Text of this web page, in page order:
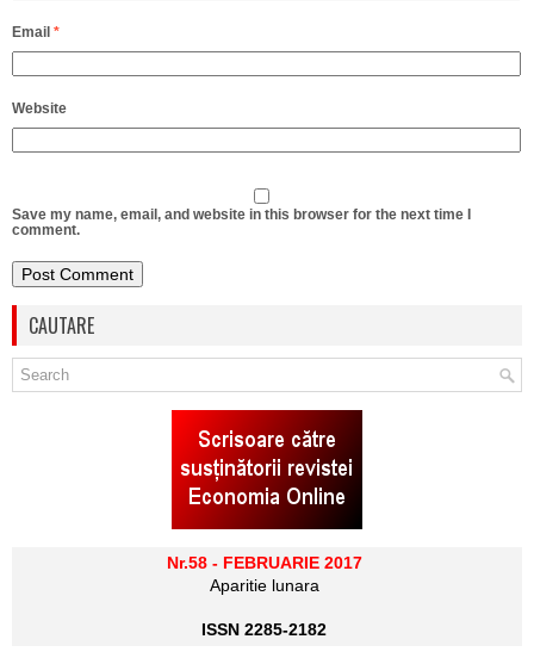
Email *
Website
Save my name, email, and website in this browser for the next time I
comment.
CAUTARE
Nr.58 - FEBRUARIE 2017
Aparitie lunara
ISSN 2285-2182